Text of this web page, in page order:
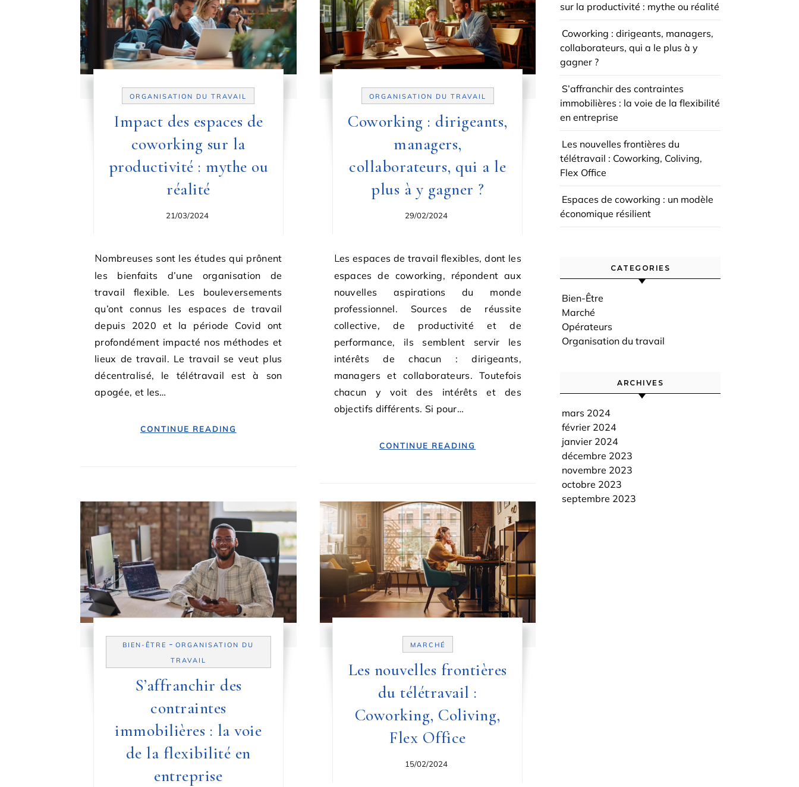
ORGANISATION DU TRAVAIL
Impact des espaces de
coworking sur la
productivité : mythe ou
réalité
21/03/2024
Nombreuses sont les études qui prônent
les bienfaits d’une organisation de
travail flexible. Les bouleversements
qu’ont connus les espaces de travail
depuis 2020 et la période Covid ont
profondément impacté nos méthodes et
lieux de travail. Le travail se veut plus
décentralisé, le télétravail est à son
apogée, et les…
CONTINUE READING
ORGANISATION DU TRAVAIL
Coworking : dirigeants,
managers,
collaborateurs, qui a le
plus à y gagner ?
29/02/2024
Les espaces de travail flexibles, dont les
espaces de coworking, répondent aux
nouvelles aspirations du monde
professionnel. Sources de réussite
collective, de productivité et de
performance, ils semblent servir les
intérêts de chacun : dirigeants,
managers et collaborateurs. Toutefois
chacun y voit des intérêts et des
objectifs différents. Si pour…
CONTINUE READING
BIEN-ÊTRE -ORGANISATION DU
TRAVAIL
S’affranchir des
contraintes
immobilières : la voie
de la flexibilité en
entreprise
MARCHÉ
Les nouvelles frontières
du télétravail :
Coworking, Coliving,
Flex Office
15/02/2024
sur la productivité : mythe ou réalité
Coworking : dirigeants, managers,
collaborateurs, qui a le plus à y
gagner ?
S’affranchir des contraintes
immobilières : la voie de la flexibilité
en entreprise
Les nouvelles frontières du
télétravail : Coworking, Coliving,
Flex Office
Espaces de coworking : un modèle
économique résilient
CATEGORIES
Bien-Être
Marché
Opérateurs
Organisation du travail
ARCHIVES
mars 2024
février 2024
janvier 2024
décembre 2023
novembre 2023
octobre 2023
septembre 2023